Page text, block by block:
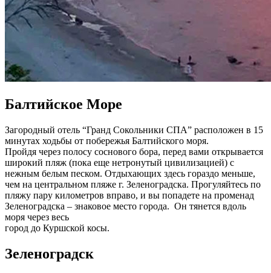
Балтийское Море
Загородный отель “Гранд Сокольники СПА” расположен в 15
минутах ходьбы от побережья Балтийского моря.
Пройдя через полосу соснового бора, перед вами открывается
широкий пляж (пока еще нетронутый цивилизацией) с
нежным белым песком. Отдыхающих здесь гораздо меньше,
чем на центральном пляже г. Зеленоградска. Прогуляйтесь по
пляжу пару километров вправо, и вы попадете на променад
Зеленоградска – знаковое место города. Он тянется вдоль
моря через весь
город до Куршской косы.
Зеленоградск